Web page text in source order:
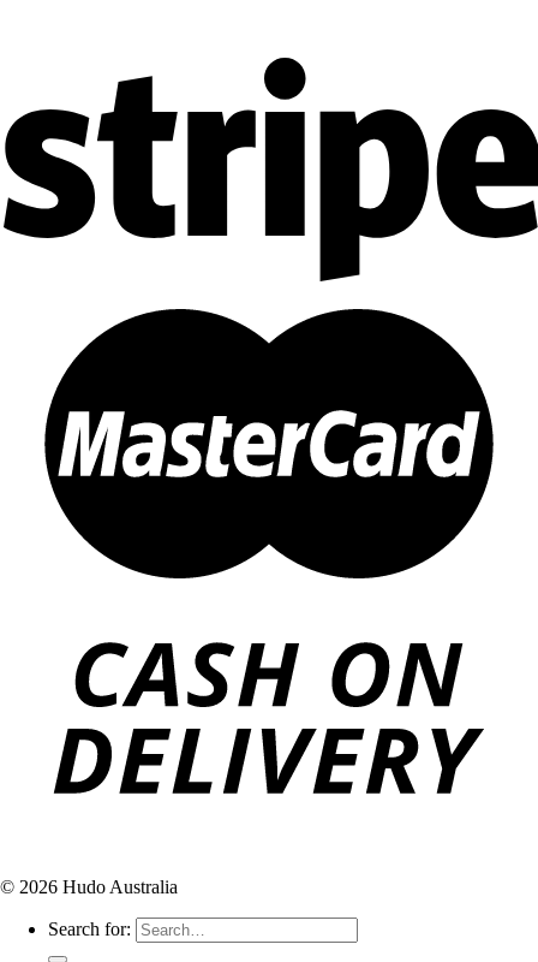
© 2026 Hudo Australia
Search for: